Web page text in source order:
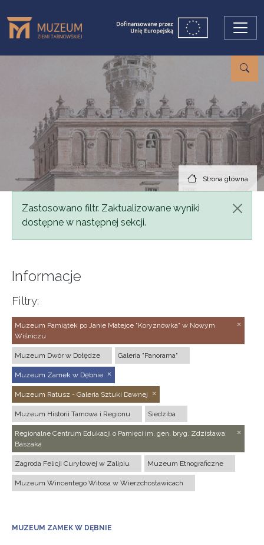
Strona główna
Komunikat
Zastosowano filtr. Zaktualizowane wyniki
dostępne w następnej sekcji.
Informacje
Filtry:
Muzeum Pamiątek po Janie Matejce "Koryznówka" w Nowym
Wiśniczu
Muzeum Dwór w Dołędze Galeria "Panorama"
Muzeum Zamek w Dębnie
Muzeum Ratusz - Galeria Sztuki Dawnej
Muzeum Historii Tarnowa i Regionu Siedziba
Regionalne Centrum Edukacji o Pamięci im. gen. bryg. Zdzisława
Baszaka
Zagroda Felicji Curyłowej w Zalipiu Muzeum Etnograficzne
Muzeum Wincentego Witosa w Wierzchosławicach
MUZEUM ZAMEK W DĘBNIE